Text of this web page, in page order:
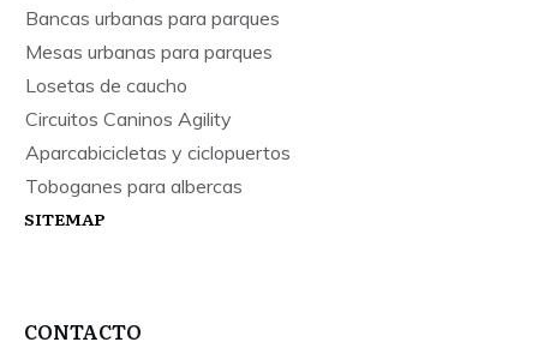
Bancas urbanas para parques
Mesas urbanas para parques
Losetas de caucho
Circuitos Caninos Agility
Aparcabicicletas y ciclopuertos
Toboganes para albercas
SITEMAP
CONTACTO